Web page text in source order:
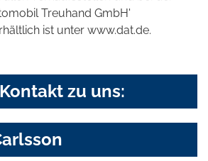
Treuhand GmbH'
ist unter www.dat.de.
zu uns: